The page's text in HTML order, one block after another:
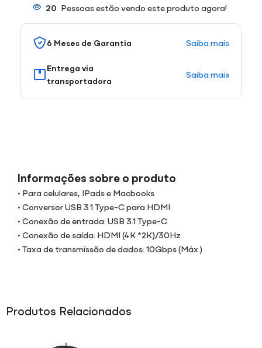
20 Pessoas estão vendo este produto agora!
6 Meses de Garantia Saiba mais
Entrega via
transportadora
Saiba mais
Informações sobre o produto
• Para celulares, IPads e Macbooks
• Conversor USB 3.1 Type-C para HDMI
• Conexão de entrada: USB 3.1 Type-C
• Conexão de saída: HDMI (4K *2K)/30Hz
• Taxa de transmissão de dados: 10Gbps (Máx.)
Produtos Relacionados